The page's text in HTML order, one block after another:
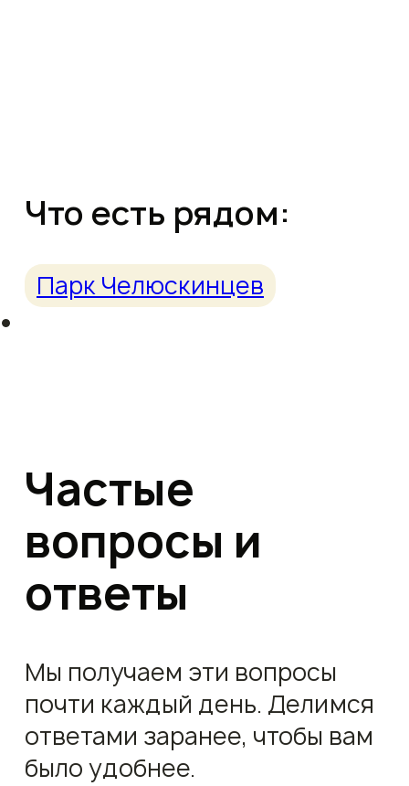
Что есть рядом:
Парк Челюскинцев
Частые
вопросы и
ответы
Мы получаем эти вопросы
почти каждый день. Делимся
ответами заранее, чтобы вам
было удобнее.